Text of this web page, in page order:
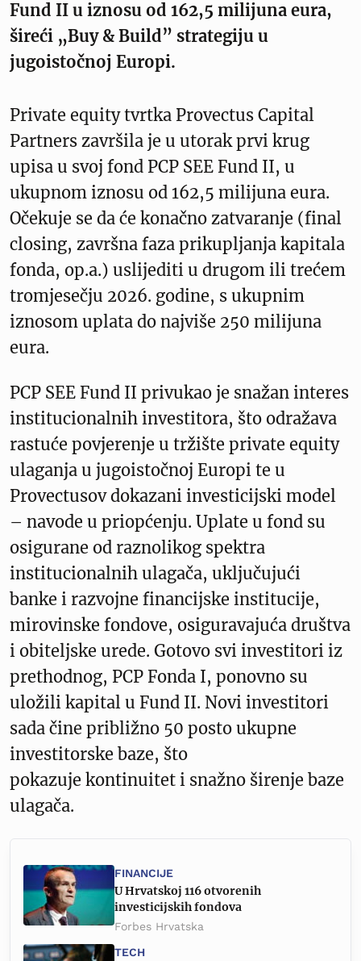
Fund II u iznosu od 162,5 milijuna eura,
šireći „Buy & Build” strategiju u
jugoistočnoj Europi.
Private equity tvrtka Provectus Capital
Partners završila je u utorak prvi krug
upisa u svoj fond PCP SEE Fund II, u
ukupnom iznosu od 162,5 milijuna eura.
Očekuje se da će konačno zatvaranje (final
closing, završna faza prikupljanja kapitala
fonda, op.a.) uslijediti u drugom ili trećem
tromjesečju 2026. godine, s ukupnim
iznosom uplata do najviše 250 milijuna
eura.
PCP SEE Fund II privukao je snažan interes
institucionalnih investitora, što odražava
rastuće povjerenje u tržište private equity
ulaganja u jugoistočnoj Europi te u
Provectusov dokazani investicijski model
– navode u priopćenju. Uplate u fond su
osigurane od raznolikog spektra
institucionalnih ulagača, uključujući
banke i razvojne financijske institucije,
mirovinske fondove, osiguravajuća društva
i obiteljske urede. Gotovo svi investitori iz
prethodnog, PCP Fonda I, ponovno su
uložili kapital u Fund II. Novi investitori
sada čine približno 50 posto ukupne
investitorske baze, što
pokazuje kontinuitet i snažno širenje baze
ulagača.
FINANCIJE
U Hrvatskoj 116 otvorenih
investicijskih fondova
Forbes Hrvatska
TECH